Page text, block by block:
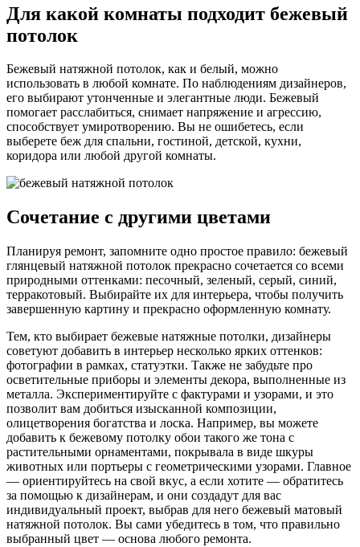
Для какой комнаты подходит бежевый
потолок
Бежевый натяжной потолок, как и белый, можно
использовать в любой комнате. По наблюдениям дизайнеров,
его выбирают утонченные и элегантные люди. Бежевый
помогает расслабиться, снимает напряжение и агрессию,
способствует умиротворению. Вы не ошибетесь, если
выберете беж для спальни, гостиной, детской, кухни,
коридора или любой другой комнаты.
Сочетание с другими цветами
Планируя ремонт, запомните одно простое правило: бежевый
глянцевый натяжной потолок прекрасно сочетается со всеми
природными оттенками: песочный, зеленый, серый, синий,
терракотовый. Выбирайте их для интерьера, чтобы получить
завершенную картину и прекрасно оформленную комнату.
Тем, кто выбирает бежевые натяжные потолки, дизайнеры
советуют добавить в интерьер несколько ярких оттенков:
фотографии в рамках, статуэтки. Также не забудьте про
осветительные приборы и элементы декора, выполненные из
металла. Экспериментируйте с фактурами и узорами, и это
позволит вам добиться изысканной композиции,
олицетворения богатства и лоска. Например, вы можете
добавить к бежевому потолку обои такого же тона с
растительными орнаментами, покрывала в виде шкуры
животных или портьеры с геометрическими узорами. Главное
— ориентируйтесь на свой вкус, а если хотите — обратитесь
за помощью к дизайнерам, и они создадут для вас
индивидуальный проект, выбрав для него бежевый матовый
натяжной потолок. Вы сами убедитесь в том, что правильно
выбранный цвет — основа любого ремонта.